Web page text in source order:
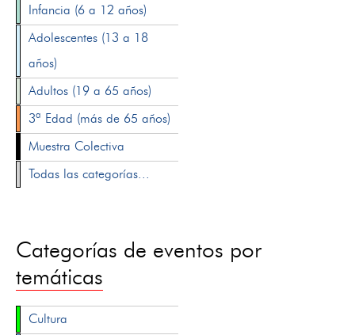
Infancia (6 a 12 años)
Adolescentes (13 a 18
años)
Adultos (19 a 65 años)
3ª Edad (más de 65 años)
Muestra Colectiva
Todas las categorías...
Categorías de eventos por
temáticas
Cultura